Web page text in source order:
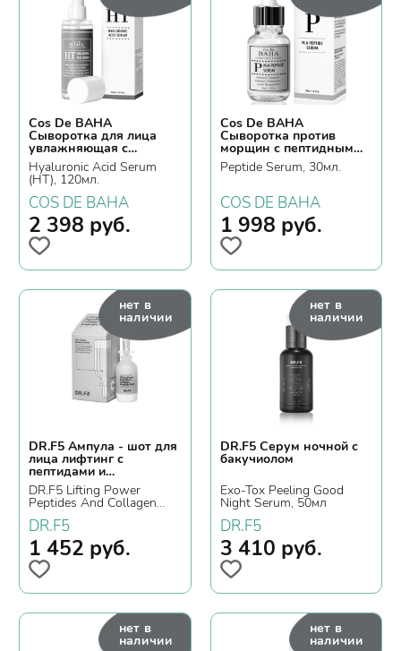
Cos De BAHA
Сыворотка для лица
увлажняющая с
гиалуроновой кислотой
Hyaluronic Acid Serum
(HT), 120мл.
COS DE BAHA
2 398 руб.
Cos De BAHA
Сыворотка против
морщин с пептидным
комплексом
Peptide Serum, 30мл.
COS DE BAHA
1 998 руб.
нет в
наличии
DR.F5 Ампула - шот для
лица лифтинг с
пептидами и
коллагеном
DR.F5 Lifting Power
Peptides And Collagen
Ampoule Shot, 15мл.
DR.F5
1 452 руб.
нет в
наличии
DR.F5 Серум ночной с
бакучиолом
Exo-Tox Peeling Good
Night Serum, 50мл
DR.F5
3 410 руб.
нет в
наличии
нет в
наличии